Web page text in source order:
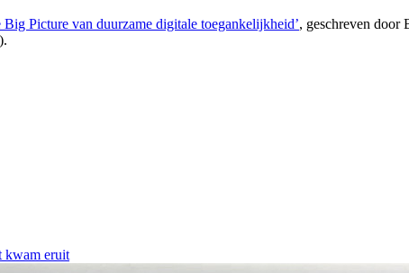
Big Picture van duurzame digitale toegankelijkheid’, geschreven
kwam eruit